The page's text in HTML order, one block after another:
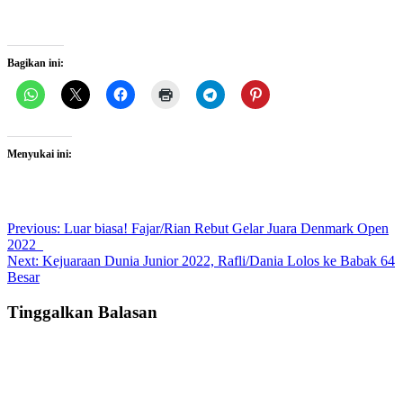
Bagikan ini:
Menyukai ini:
Post
navigation
Previous: Luar biasa! Fajar/Rian Rebut Gelar Juara Denmark Open
2022
Next: Kejuaraan Dunia Junior 2022, Rafli/Dania Lolos ke Babak 64
Besar
Tinggalkan Balasan